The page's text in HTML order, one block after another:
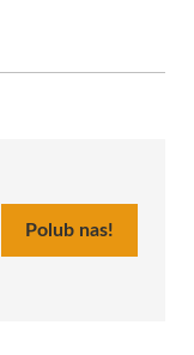
Polub nas!